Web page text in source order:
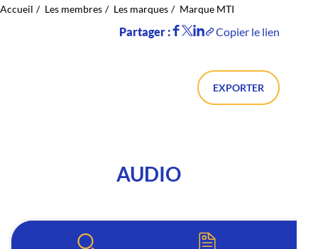
Accueil Les membres Les marques Marque MTI
Partager : Copier le lien
EXPORTER
AUDIO